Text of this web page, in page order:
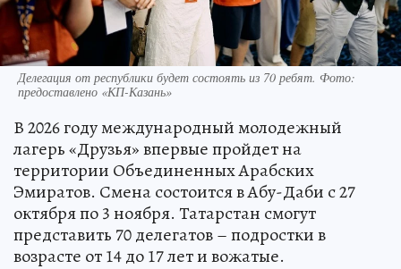
Делегация от республики будет состоять из 70 ребят. Фото:
предоставлено «КП-Казань»
В 2026 году международный молодежный
лагерь «Друзья» впервые пройдет на
территории Объединенных Арабских
Эмиратов. Смена состоится в Абу-Даби с 27
октября по 3 ноября. Татарстан смогут
представить 70 делегатов – подростки в
возрасте от 14 до 17 лет и вожатые.